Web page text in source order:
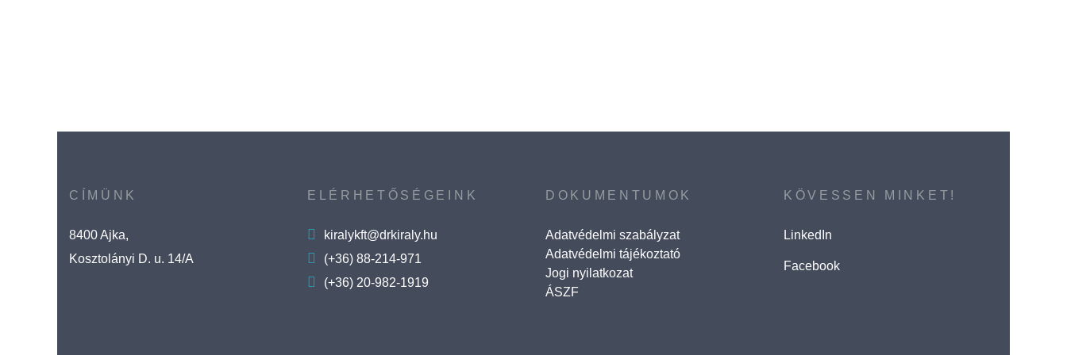
CÍMÜNK
8400 Ajka,
Kosztolányi D. u. 14/A
ELÉRHETŐSÉGEINK
kiralykft@drkiraly.hu
(+36) 88-214-971
(+36) 20-982-1919
DOKUMENTUMOK
Adatvédelmi szabályzat
Adatvédelmi tájékoztató
Jogi nyilatkozat
ÁSZF
KÖVESSEN MINKET!
LinkedIn
Facebook